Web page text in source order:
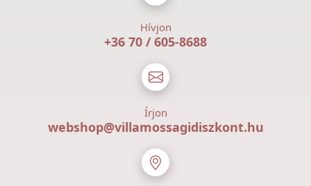
Hívjon
+36 70 / 605-8688
Írjon
webshop@villamossagidiszkont.hu